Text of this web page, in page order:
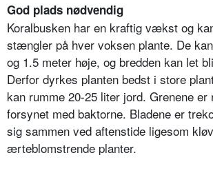
God plads nødvendig
Koralbusken har en kraftig vækst og
stængler på hver voksen plante. De
og 1.5 meter høje, og bredden kan let
Derfor dyrkes planten bedst i store
kan rumme 20-25 liter jord. Grenene
forsynet med baktorne. Bladene er
sig sammen ved aftenstide ligesom
ærteblomstrende planter.